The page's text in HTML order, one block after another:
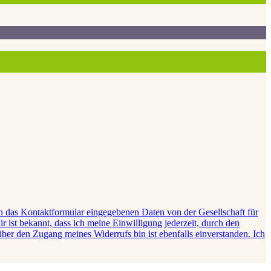
Kontaktformular eingegebenen Daten von der Gesellschaft für
ist bekannt, dass ich meine Einwilligung jederzeit, durch den
den Zugang meines Widerrufs bin ist ebenfalls einverstanden. Ich